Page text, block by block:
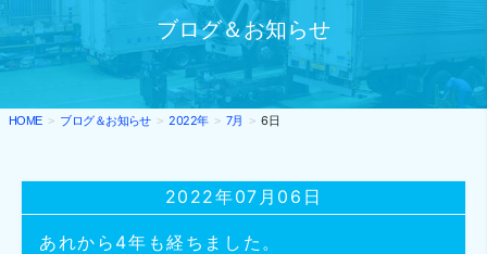
ブログ＆お知らせ
HOME ブログ＆お知らせ 2022年 7月 6日
あれから4年も経ちました。
2022年07月06日